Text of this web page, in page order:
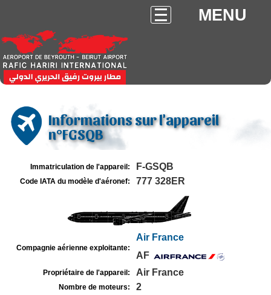
MENU
Informations sur l'appareil
n°FGSQB
Immatriculation de l'appareil: F-GSQB
Code IATA du modèle d'aéronef: 777 328ER
Compagnie aérienne exploitante:
Air France
AF
Propriétaire de l'appareil: Air France
Nombre de moteurs: 2